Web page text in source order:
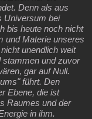
Denn als aus
Universum bei
bis heute noch nicht
und Materie unseres
unendlich weit
stammen und zuvor
gar auf Null.
führt. Den
Ebene, die ist
Raumes und der
in ihm.